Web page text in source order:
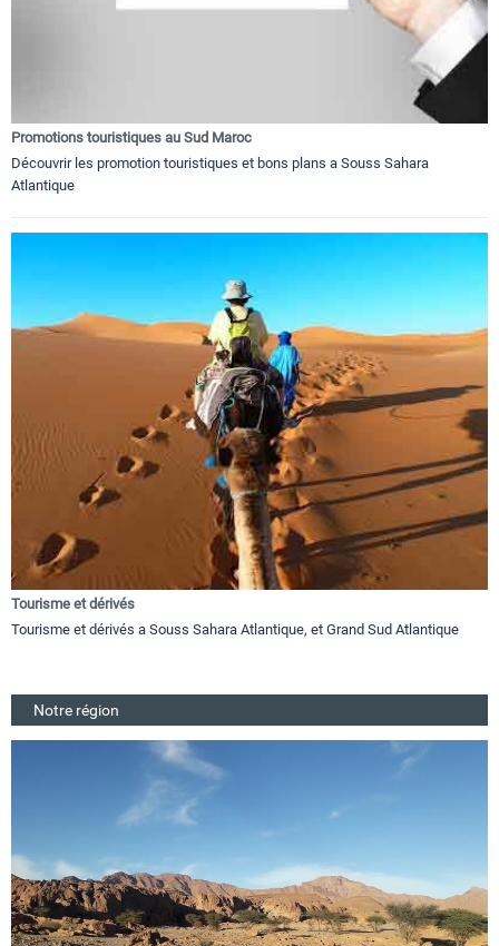
Promotions touristiques au Sud Maroc
Découvrir les promotion touristiques et bons plans a Souss Sahara
Atlantique
Tourisme et dérivés
Tourisme et dérivés a Souss Sahara Atlantique, et Grand Sud Atlantique
Notre région